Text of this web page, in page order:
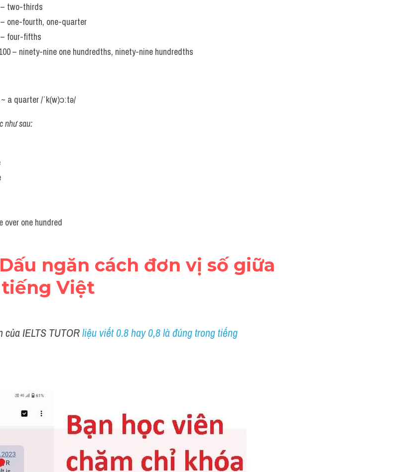
two-thirds
one-fourth, one-quarter
four-fifths
– ninety-nine one hundredths, ninety-nine hundredths
a quarter /ˈk(w)ɔːtə/
như sau:
over one hundred
ngăn cách đơn vị số giữa
Việt
IELTS TUTOR liệu viết 0.8 hay 0,8 là đúng trong tiếng